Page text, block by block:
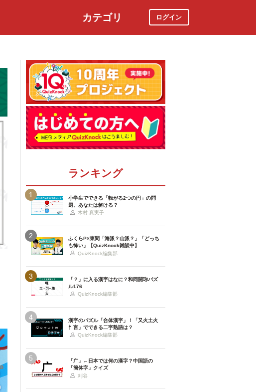
カテゴリ ログイン
ランキング
1
小学生でできる「転がる2つの円」の問
題、あなたは解ける？
木村 真実子
2
ふくらP×東問「海派？山派？」「どっち
も怖い」【QuizKnock雑談中】
QuizKnock編集部
3
「？」に入る漢字はなに？和同開珎パズ
ル176
QuizKnock編集部
4
漢字のパズル「合体漢字」！「又火土火
忄言」でできる二字熟語は？
QuizKnock編集部
5
「广」←日本では何の漢字？中国語の
「簡体字」クイズ
刈谷